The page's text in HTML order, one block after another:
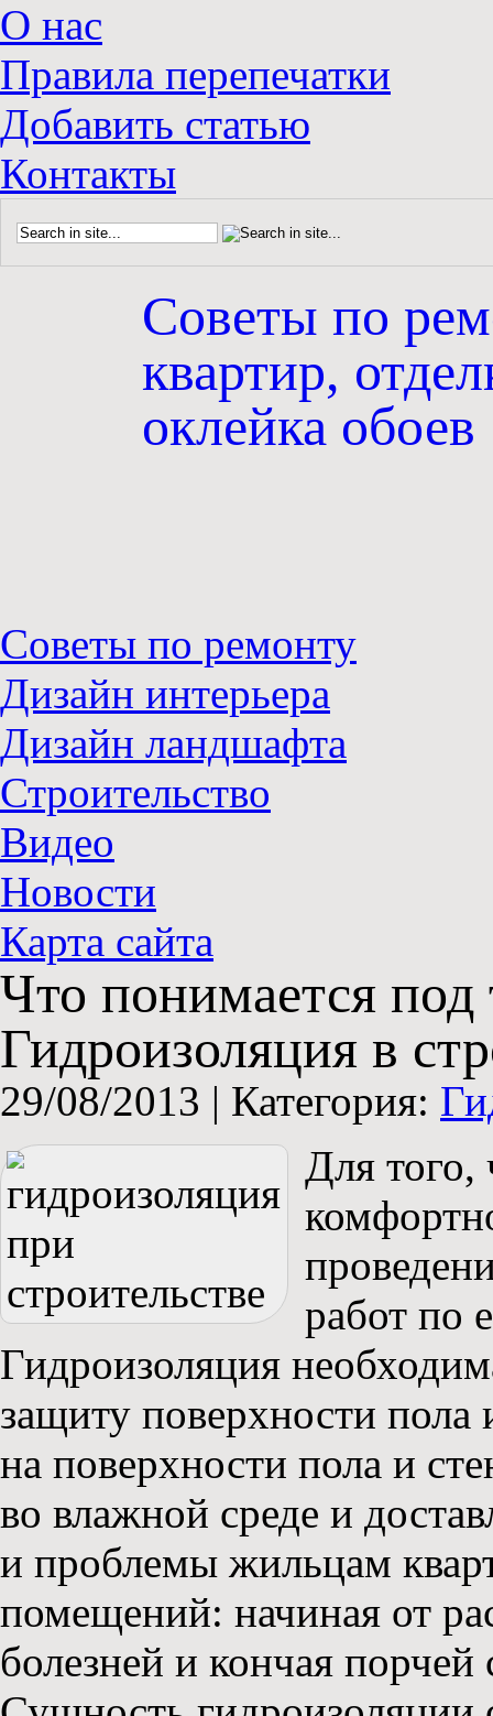
О нас
Правила перепечатки
Добавить статью
Контакты
Советы по
квартир,
оклейка обоев
Советы по ремонту
Дизайн интерьера
Дизайн ландшафта
Строительство
Видео
Новости
Карта сайта
Что понимается
Гидроизоляция в
29/08/2013 | Категория:
Для
работ по
Гидроизоляция
защиту поверхности пола
на поверхности пола и
во влажной среде и
и проблемы жильцам
помещений: начиная от
болезней и кончая